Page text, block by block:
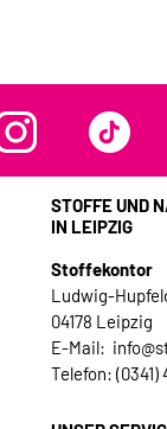
STOFFE UND
IN LEIPZIG
Stoffekontor
Ludwig-
04178 Leipzig
E-Mail:
Telefon: (0341)